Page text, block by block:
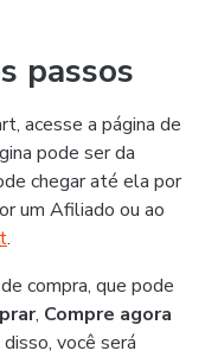
passos
acesse a página de
pode ser da
chegar até ela por
um Afiliado ou ao
.
compra, que pode
, Compre agora
você será